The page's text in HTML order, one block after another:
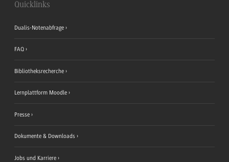
Quicklinks
Dualis-Notenabfrage
FAQ
Bibliotheksrecherche
Lernplattform Moodle
Presse
Dokumente & Downloads
Jobs und Karriere